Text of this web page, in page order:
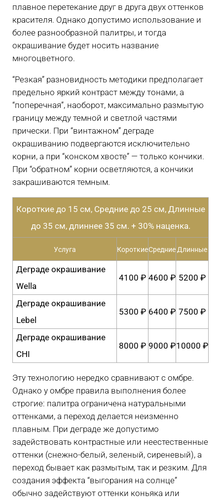
плавное перетекание друг в друга двух оттенков
красителя. Однако допустимо использование и
более разнообразной палитры, и тогда
окрашивание будет носить название
многоцветного.
“Резкая” разновидность методики предполагает
предельно яркий контраст между тонами, а
“поперечная”, наоборот, максимально размытую
границу между темной и светлой частями
прически. При “винтажном” деграде
окрашиванию подвергаются исключительно
корни, а при “конском хвосте” — только кончики.
При “обратном” корни осветляются, а кончики
закрашиваются темным.
Короткие до 15 см, Средние до 25 см, Длинные
до 35 см, длиннее 35 см. + 30% наценка.
Услуга КороткиеСредние Длинные
Деграде окрашивание
Wella
4100 ₽ 4600 ₽ 5200 ₽
Деграде окрашивание
Lebel
5300 ₽ 6400 ₽ 7500 ₽
Деграде окрашивание
CHI
8000 ₽ 9000 ₽10000 ₽
Эту технологию нередко сравнивают с омбре.
Однако у омбре правила выполнения более
строгие: палитра ограничена натуральными
оттенками, а переход делается неизменно
плавным. При деграде же допустимо
задействовать контрастные или неестественные
оттенки (снежно-белый, зеленый, сиреневый), а
переход бывает как размытым, так и резким. Для
создания эффекта “выгорания на солнце”
обычно задействуют оттенки коньяка или